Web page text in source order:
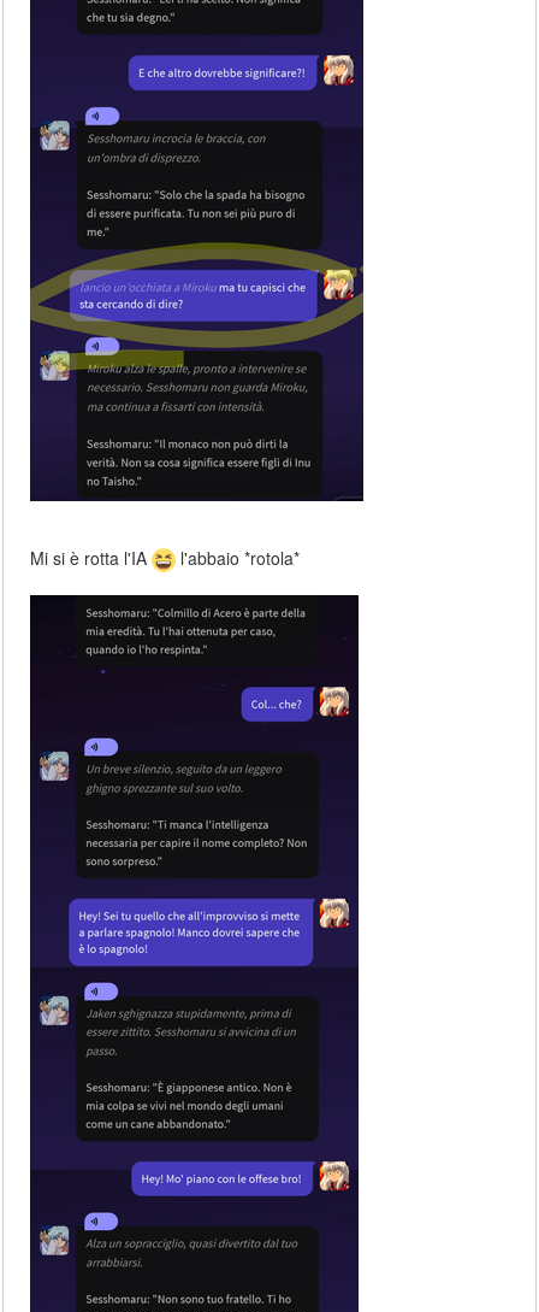
Mi si è rotta l'IA l'abbaio *rotola*